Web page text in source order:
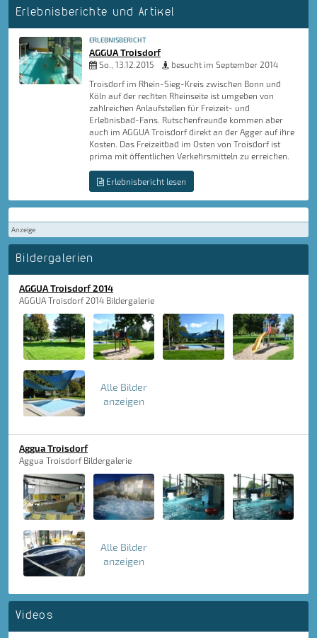
Erlebnisberichte und Artikel
ERLEBNISBERICHT
AGGUA Troisdorf
So., 13.12.2015
besucht im September 2014
Troisdorf im Rhein-Sieg-Kreis zwischen Bonn und
Köln auf der rechten Rheinseite ist umgeben von
zahlreichen Anlaufstellen für Freizeit- und
Erlebnisbad-Fans. Rutschenfreunde kommen aber
auch im AGGUA Troisdorf direkt an der Agger auf ihre
Kosten. Das Freizeitbad im Osten von Troisdorf ist
prima mit öffentlichen Verkehrsmitteln zu erreichen.
Erlebnisbericht lesen
Anzeige
Bildergalerien
AGGUA Troisdorf 2014
AGGUA Troisdorf 2014 Bildergalerie
Alle Bilder
anzeigen
Aggua Troisdorf
Aggua Troisdorf Bildergalerie
Alle Bilder
anzeigen
Videos